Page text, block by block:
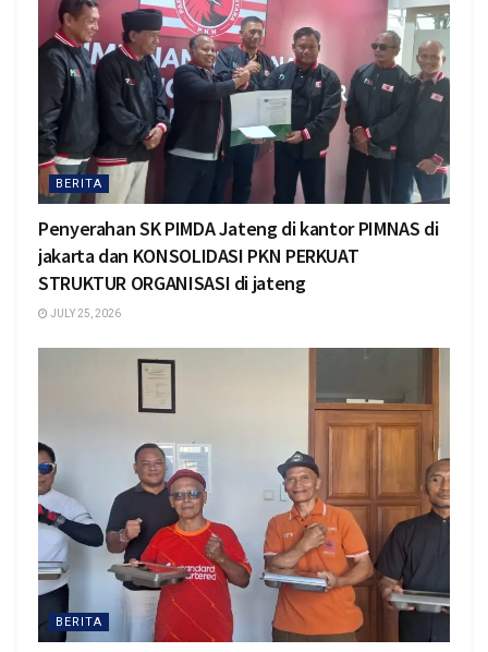
BERITA
Penyerahan SK PIMDA Jateng di kantor PIMNAS di
jakarta dan KONSOLIDASI PKN PERKUAT
STRUKTUR ORGANISASI di jateng
JULY 25, 2026
BERITA